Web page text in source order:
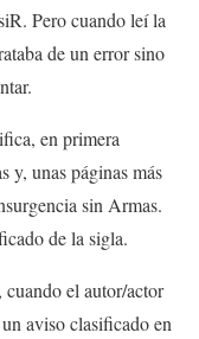
Pero cuando leí la
de un error sino
en primera
y, unas páginas más
sin Armas.
de la sigla.
cuando el autor/actor
aviso clasificado en